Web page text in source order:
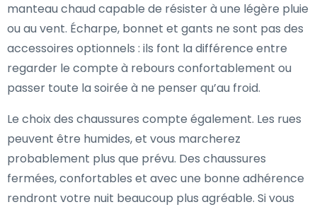
manteau chaud capable de résister à une légère pluie
ou au vent. Écharpe, bonnet et gants ne sont pas des
accessoires optionnels : ils font la différence entre
regarder le compte à rebours confortablement ou
passer toute la soirée à ne penser qu’au froid.
Le choix des chaussures compte également. Les rues
peuvent être humides, et vous marcherez
probablement plus que prévu. Des chaussures
fermées, confortables et avec une bonne adhérence
rendront votre nuit beaucoup plus agréable. Si vous